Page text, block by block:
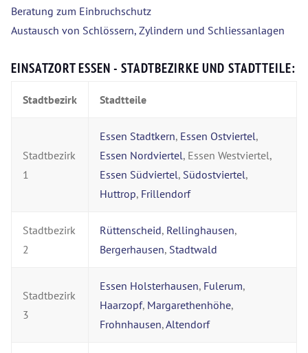
Beratung zum Einbruchschutz
Austausch von Schlössern, Zylindern und Schliessanlagen
EINSATZORT ESSEN - STADTBEZIRKE UND STADTTEILE:
Stadtbezirk Stadtteile
Stadtbezirk
1
Essen Stadtkern, Essen Ostviertel,
Essen Nordviertel, Essen Westviertel,
Essen Südviertel, Südostviertel,
Huttrop, Frillendorf
Stadtbezirk
2
Rüttenscheid, Rellinghausen,
Bergerhausen, Stadtwald
Stadtbezirk
3
Essen Holsterhausen, Fulerum,
Haarzopf, Margarethenhöhe,
Frohnhausen,Altendorf